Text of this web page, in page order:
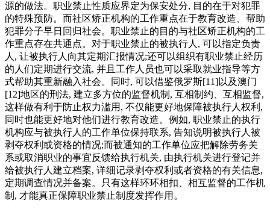
源的做法。职业禁止性质应界定为保安处分, 目的在于对犯罪
的特殊预防。而社区矫正机构的工作重点在于教育改造、帮助
犯罪分子早日回归社会。职业禁止的目的与社区矫正机构的工
作重点存在共通点。对于职业禁止的被执行人, 可以指定负责
人, 让被执行人向其定期汇报情况;还可以组织有职业禁止经历
的人们定期进行交流, 并且工作人员也可以采取就业指导等方
式帮助其重新融入社会。同时, 可以借鉴俄罗斯[11]以及澳门
[12]地区的刑法, 建立多方位的监督机制, 互相制约、互相监督,
这样做有利于防止权力滥用, 不仅能更好地保障被执行人权利,
同时也能更好地对他们进行教育改造。例如, 职业禁止的执行
机构应与被执行人的工作单位保持联系, 告知说明被执行人被
剥夺权利或资格的情况;而被通知的工作单位应把解除劳务关
系或取消职业的事宜反馈给执行机关, 由执行机关进行登记并
给被执行人建立档案, 详细记录剥夺权利或者资格的有关信息,
定期调查情况并备案。只有这样环环相扣、相互监督的工作机
制, 才能真正保障职业禁止制度发挥作用。